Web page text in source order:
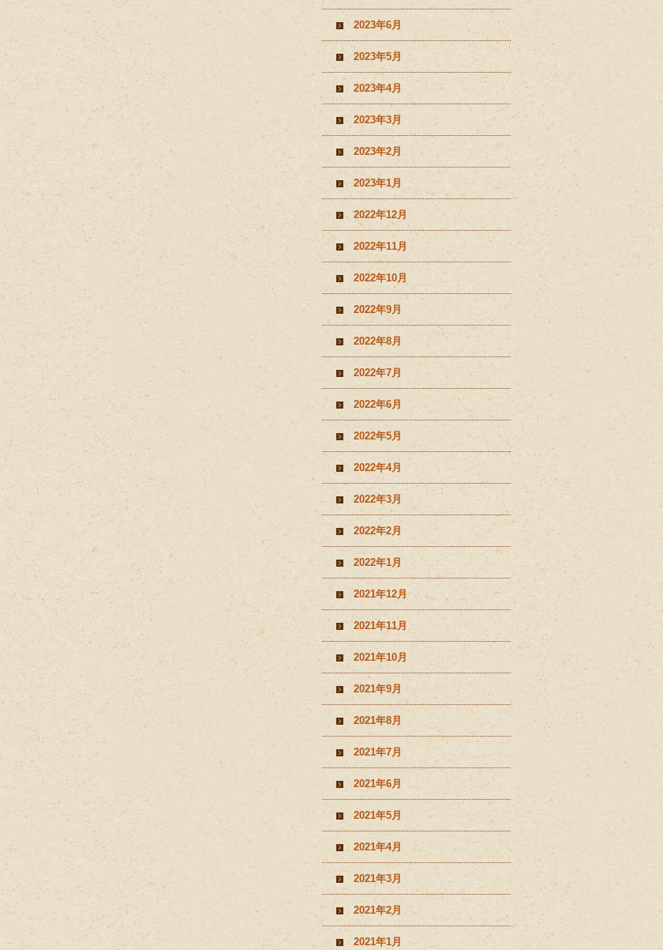
2023年6月
2023年5月
2023年4月
2023年3月
2023年2月
2023年1月
2022年12月
2022年11月
2022年10月
2022年9月
2022年8月
2022年7月
2022年6月
2022年5月
2022年4月
2022年3月
2022年2月
2022年1月
2021年12月
2021年11月
2021年10月
2021年9月
2021年8月
2021年7月
2021年6月
2021年5月
2021年4月
2021年3月
2021年2月
2021年1月